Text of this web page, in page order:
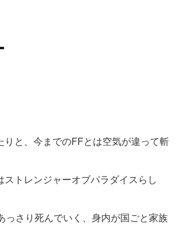
と、今までのFFとは空気が違って斬
ストレンジャーオブパラダイスらし
さり死んでいく、身内が国ごと家族